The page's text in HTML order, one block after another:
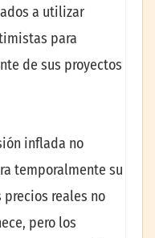
a utilizar
para
de sus proyectos
inflada no
temporalmente su
reales no
pero los